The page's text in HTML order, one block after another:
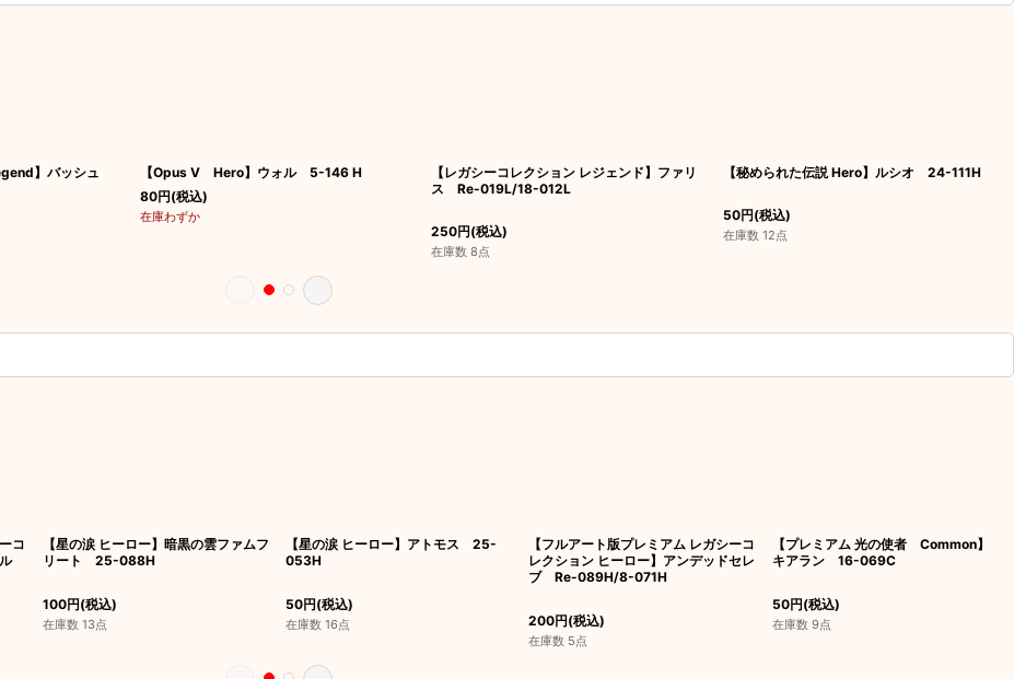
】バッシュ
【Opus V Hero】ウォル 5-146 H
80円(税込)
在庫わずか
【レガシーコレクション レジェンド】ファリ
ス Re-019L/18-012L
250円(税込)
在庫数 8点
【秘められた伝説 Hero】ルシオ 24-111H
50円(税込)
在庫数 12点
コ
ル
【星の涙 ヒーロー】暗黒の雲ファムフ
リート 25-088H
100円(税込)
在庫数 13点
【星の涙 ヒーロー】アトモス 25-
053H
50円(税込)
在庫数 16点
【フルアート版プレミアム レガシーコ
レクション ヒーロー】アンデッドセレ
ブ Re-089H/8-071H
200円(税込)
在庫数 5点
【プレミアム 光の使者 Common】
キアラン 16-069C
50円(税込)
在庫数 9点